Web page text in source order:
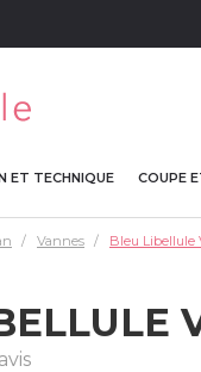
ET TECHNIQUE COUPE
Vannes Bleu Libellule